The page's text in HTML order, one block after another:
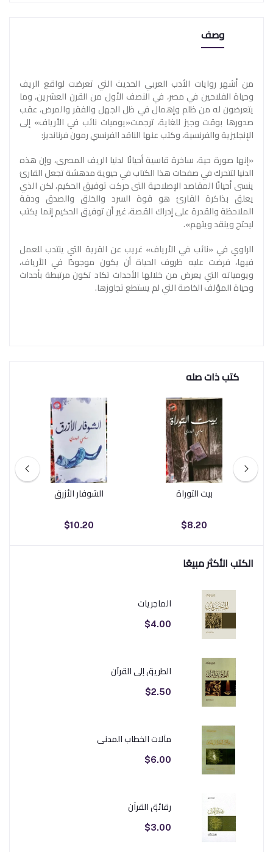
وصف
من أشهر روايات الأدب العربي الحديث التي تعرضت لواقع الريف
وحياة الفلاحين في مصر، في النصف الأول من القرن العشرين، وما
يتعرضون له من ظلم وإهمال في ظل الجهل والفقر والمرض، عقب
صدورها بوقت وجيز للغاية، ترجمت«يوميات نائب في الأرياف» إلى
الإنجليزية والفرنسية، وكتب عنها الناقد الفرنسي رمون فرنانديز:
«إنها صورة حية، ساخرة قاسية أحيانًا لدنيا الريف المصرى، وإن هذه
الدنيا لتتحرك في صفحات هذا الكتاب في حيوية مدهشة تجعل القارئ
ينسى أحيانًا المقاصد الإصلاحية التى حركت توفيق الحكيم، لكن الذي
يعلق بذاكرة القارئ هو قوة السرد والخلق والصدق ودقة
الملاحظة والقدرة على إدراك القصة، غير أن توفيق الحكيم إنما يكتب
ليحتج وينقد ويتهم».
الراوي في «نائب في الأرياف» غريب عن القرية التي ينتدب للعمل
فيها، فرضت عليه ظروف الحياة أن يكون موجودًا في الأرياف،
ويومياته التي يعرض من خلالها الأحداث تكاد تكون مرتبطة بأحداث
وحياة المؤلف الخاصة التي لم يستطع تجاوزها.
كتب ذات صله
بيت التوراة
$8.20
الشوفار الأزرق
$10.20
الكتب الأكثر مبيعًا
الماجريات
$4.00
الطريق إلى القرآن
$2.50
مآلات الخطاب المدني
$6.00
رقائق القرآن
$3.00